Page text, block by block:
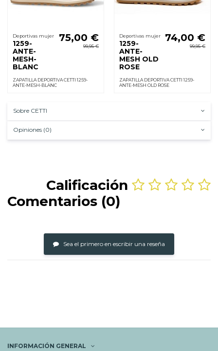
Deportivas mujer
1259-
ANTE-
MESH-
BLANC
75,00 €
99,95 €
ZAPATILLA DEPORTIVA CETTI 1259-
ANTE-MESH-BLANC
Deportivas mujer
1259-
ANTE-
MESH OLD
ROSE
74,00 €
99,95 €
ZAPATILLA DEPORTIVA CETTI 1259-
ANTE-MESH OLD ROSE
Sobre CETTI
Opiniones (0)
Calificación
Comentarios (0)
Sea el primero en escribir una reseña
INFORMACIÓN GENERAL